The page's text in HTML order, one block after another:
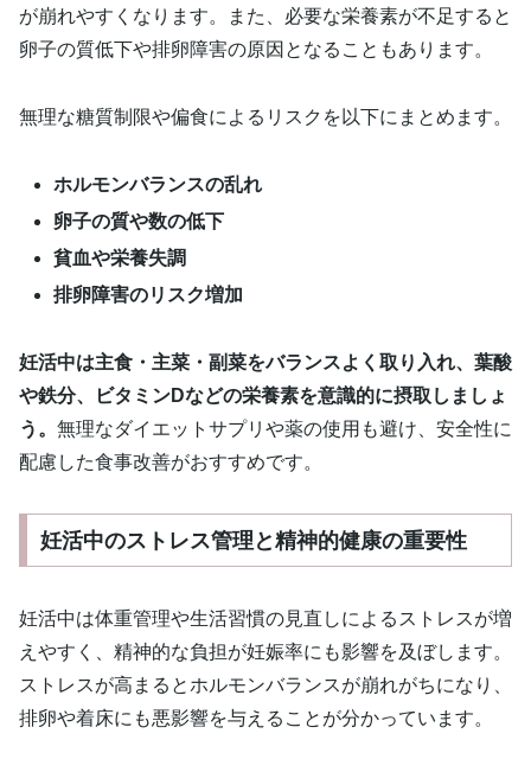
が崩れやすくなります。また、必要な栄養素が不足すると
卵子の質低下や排卵障害の原因となることもあります。
無理な糖質制限や偏食によるリスクを以下にまとめます。
ホルモンバランスの乱れ
卵子の質や数の低下
貧血や栄養失調
排卵障害のリスク増加
妊活中は主食・主菜・副菜をバランスよく取り入れ、葉酸
や鉄分、ビタミンDなどの栄養素を意識的に摂取しましょ
う。 無理なダイエットサプリや薬の使用も避け、安全性に
配慮した食事改善がおすすめです。
妊活中のストレス管理と精神的健康の重要性
妊活中は体重管理や生活習慣の見直しによるストレスが増
えやすく、精神的な負担が妊娠率にも影響を及ぼします。
ストレスが高まるとホルモンバランスが崩れがちになり、
排卵や着床にも悪影響を与えることが分かっています。